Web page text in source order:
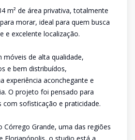
m² de área privativa, totalmente
morar, ideal para quem busca
e excelente localização.
de alta qualidade,
e bem distribuídos,
experiência aconchegante e
O projeto foi pensado para
sofisticação e praticidade.
Córrego Grande, uma das regiões